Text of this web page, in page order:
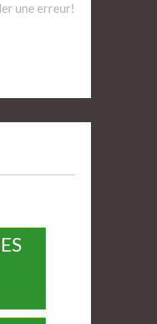
une erreur!